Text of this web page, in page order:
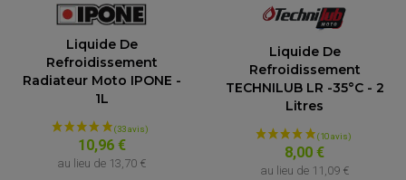
Liquide De
Refroidissement
Radiateur Moto IPONE -
1L
10,96 €
au lieu de 13,70 €
Liquide De
Refroidissement
TECHNILUB LR -35°C - 2
Litres
8,00 €
au lieu de 11,09 €